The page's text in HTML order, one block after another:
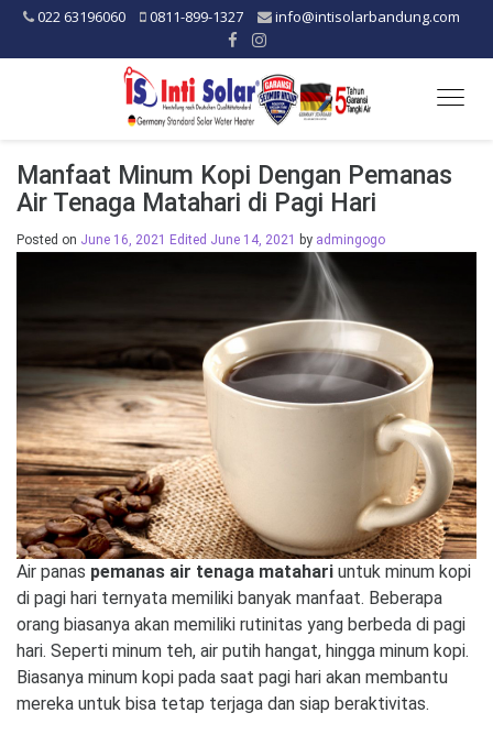
022 63196060 0811-899-1327 info@intisolarbandung.com
Manfaat Minum Kopi Dengan Pemanas
Air Tenaga Matahari di Pagi Hari
Posted on June 16, 2021 Edited June 14, 2021 by admingogo
Air panas pemanas air tenaga matahari untuk minum kopi
di pagi hari ternyata memiliki banyak manfaat. Beberapa
orang biasanya akan memiliki rutinitas yang berbeda di pagi
hari. Seperti minum teh, air putih hangat, hingga minum kopi.
Biasanya minum kopi pada saat pagi hari akan membantu
mereka untuk bisa tetap terjaga dan siap beraktivitas.